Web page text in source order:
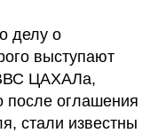
делу о
выступают
ЦАХАЛа,
после оглашения
стали известны